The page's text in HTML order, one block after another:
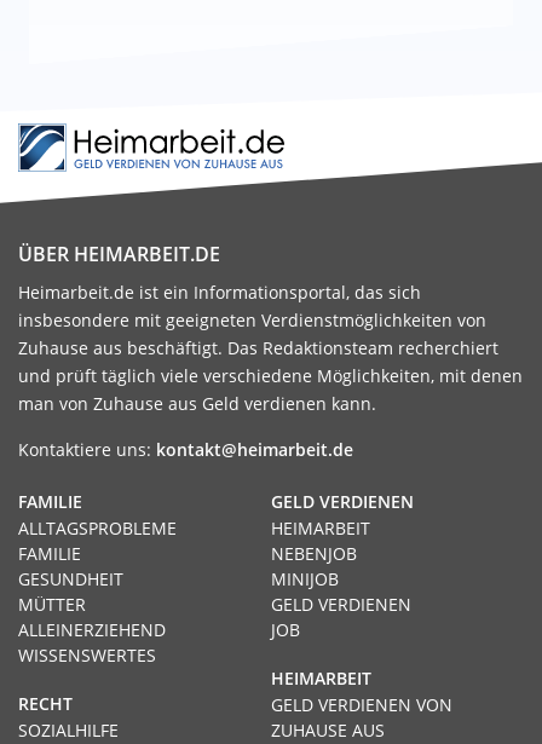
ÜBER HEIMARBEIT.DE
Heimarbeit.de ist ein Informationsportal, das sich
insbesondere mit geeigneten Verdienstmöglichkeiten von
Zuhause aus beschäftigt. Das Redaktionsteam recherchiert
und prüft täglich viele verschiedene Möglichkeiten, mit denen
man von Zuhause aus Geld verdienen kann.
Kontaktiere uns: kontakt@heimarbeit.de
GELD VERDIENEN
HEIMARBEIT
NEBENJOB
MINIJOB
GELD VERDIENEN
JOB
HEIMARBEIT
GELD VERDIENEN VON
ZUHAUSE AUS
FAMILIE
ALLTAGSPROBLEME
FAMILIE
GESUNDHEIT
MÜTTER
ALLEINERZIEHEND
WISSENSWERTES
RECHT
SOZIALHILFE